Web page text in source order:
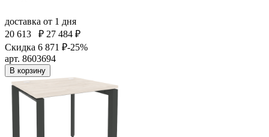
доставка от 1 дня
20 613
₽ 27 484 ₽
Скидка 6 871 ₽-25%
арт. 8603694
В корзину